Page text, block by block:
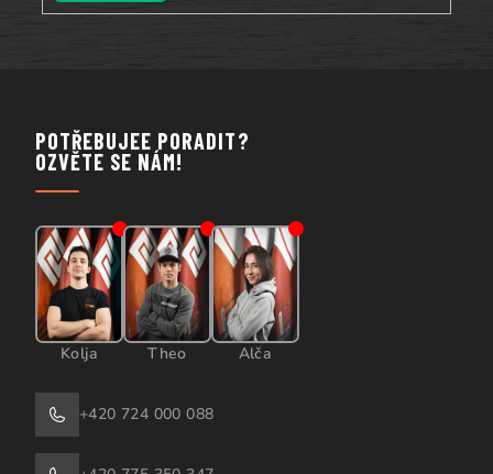
POTŘEBUJEE PORADIT?
OZVĚTE SE NÁM!
Kolja Theo Alča
+420 724 000 088